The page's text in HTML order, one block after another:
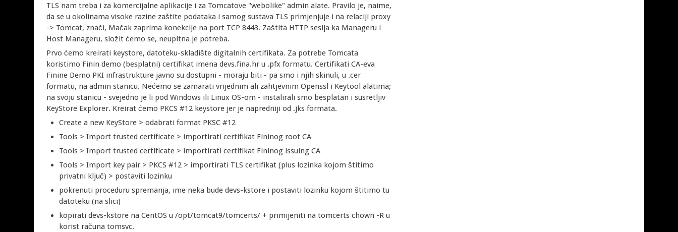
TLS nam treba i za komercijalne aplikacije i za Tomcatove "webolike" admin alate. Pravilo je, naime,
da se u okolinama visoke razine zaštite podataka i samog sustava TLS primjenjuje i na relaciji proxy
-> Tomcat, znači, Mačak zaprima konekcije na port TCP 8443. Zaštita HTTP sesija ka Manageru i
Host Manageru, složit ćemo se, neupitna je potreba.
Prvo ćemo kreirati keystore, datoteku-skladište digitalnih certifikata. Za potrebe Tomcata
koristimo Finin demo (besplatni) certifikat imena devs.fina.hr u .pfx formatu. Certifikati CA-eva
Finine Demo PKI infrastrukture javno su dostupni - moraju biti - pa smo i njih skinuli, u .cer
formatu, na admin stanicu. Nećemo se zamarati vrijednim ali zahtjevnim Openssl i Keytool alatima;
na svoju stanicu - svejedno je li pod Windows ili Linux OS-om - instalirali smo besplatan i susretljiv
KeyStore Explorer. Kreirat ćemo PKCS #12 keystore jer je napredniji od .jks formata.
Create a new KeyStore > odabrati format PKSC #12
Tools > Import trusted certificate > importirati certifikat Fininog root CA
Tools > Import trusted certificate > importirati certifikat Fininog issuing CA
Tools > Import key pair > PKCS #12 > importirati TLS certifikat (plus lozinka kojom štitimo
privatni ključ) > postaviti lozinku
pokrenuti proceduru spremanja, ime neka bude devs-kstore i postaviti lozinku kojom štitimo tu
datoteku (na slici)
kopirati devs-kstore na CentOS u /opt/tomcat9/tomcerts/ + primijeniti na tomcerts chown -R u
korist računa tomsvc.